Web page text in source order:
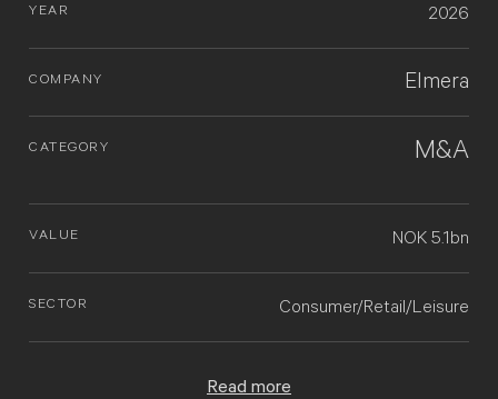
YEAR 2026
COMPANY Elmera
CATEGORY M&A
VALUE NOK 5.1bn
SECTOR Consumer/Retail/Leisure
Read more